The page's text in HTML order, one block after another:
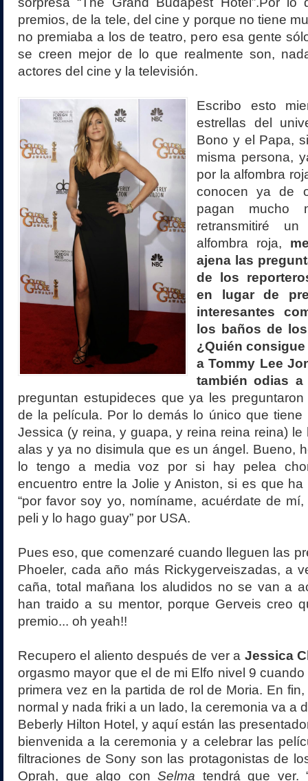
premios, de la tele, del cine y porque no tiene
no premiaba a los de teatro, pero esa gente
se creen mejor de lo que realmente son,
actores del cine y la televisión.
Escribo esto
estrellas del
Bono y el Papa,
misma persona,
por la alfombra
conocen ya de
pagan mucho
retransmitiré
alfombra roja,
ajena las
de los
en lugar de
interesantes
los baños de
¿Quién
a Tommy Lee
también odias
preguntan estupideces que ya les
de la película. Por lo demás lo único que
Jessica (y reina, y guapa, y reina reina reina)
alas y ya no disimula que es un ángel. Bueno,
lo tengo a media voz por si hay pelea
encuentro entre la Jolie y Aniston, si es que
“por favor soy yo, nomíname, acuérdate de
peli y lo hago guay” por USA.
Pues eso, que comenzaré cuando lleguen las
Phoeler, cada año más Rickygerveiszadas, a
caña, total mañana los aludidos no se van a
han traido a su mentor, porque Gerveis creo
premio... oh yeah!!
Recupero el aliento después de ver a Jessica
orgasmo mayor que el de mi Elfo nivel 9
primera vez en la partida de rol de Moria. En
normal y nada friki a un lado, la ceremonia va a
Beberly Hilton Hotel, y aquí están las
bienvenida a la ceremonia y a celebrar las
filtraciones de Sony son las protagonistas de
Oprah, que algo conSelma tendrá que ver.